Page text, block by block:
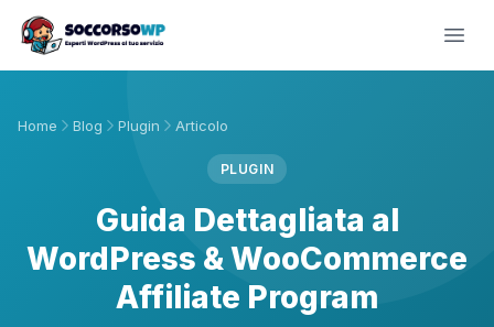
Home Blog Plugin Articolo
PLUGIN
Guida Dettagliata al
WordPress & WooCommerce
Affiliate Program